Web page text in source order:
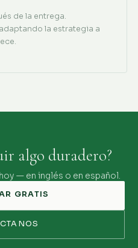
de la entrega.
la estrategia a
algo duradero?
— en inglés o en español.
GRATIS